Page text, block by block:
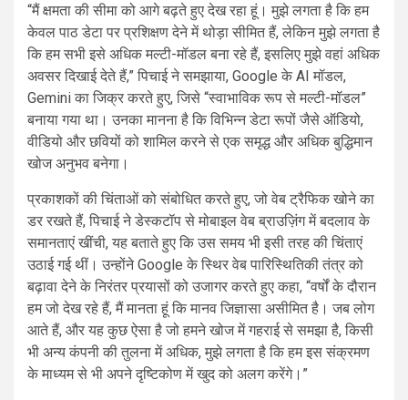
“मैं क्षमता की सीमा को आगे बढ़ते हुए देख रहा हूं। मुझे लगता है कि हम
केवल पाठ डेटा पर प्रशिक्षण देने में थोड़ा सीमित हैं, लेकिन मुझे लगता है
कि हम सभी इसे अधिक मल्टी-मॉडल बना रहे हैं, इसलिए मुझे वहां अधिक
अवसर दिखाई देते हैं,” पिचाई ने समझाया, Google के AI मॉडल,
Gemini का जिक्र करते हुए, जिसे “स्वाभाविक रूप से मल्टी-मॉडल”
बनाया गया था। उनका मानना है कि विभिन्न डेटा रूपों जैसे ऑडियो,
वीडियो और छवियों को शामिल करने से एक समृद्ध और अधिक बुद्धिमान
खोज अनुभव बनेगा।
प्रकाशकों की चिंताओं को संबोधित करते हुए, जो वेब ट्रैफिक खोने का
डर रखते हैं, पिचाई ने डेस्कटॉप से मोबाइल वेब ब्राउज़िंग में बदलाव के
समानताएं खींची, यह बताते हुए कि उस समय भी इसी तरह की चिंताएं
उठाई गई थीं। उन्होंने Google के स्थिर वेब पारिस्थितिकी तंत्र को
बढ़ावा देने के निरंतर प्रयासों को उजागर करते हुए कहा, “वर्षों के दौरान
हम जो देख रहे हैं, मैं मानता हूं कि मानव जिज्ञासा असीमित है। जब लोग
आते हैं, और यह कुछ ऐसा है जो हमने खोज में गहराई से समझा है, किसी
भी अन्य कंपनी की तुलना में अधिक, मुझे लगता है कि हम इस संक्रमण
के माध्यम से भी अपने दृष्टिकोण में खुद को अलग करेंगे।”